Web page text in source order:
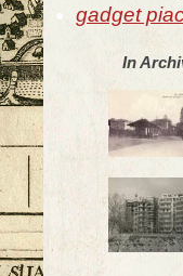
gadget
In